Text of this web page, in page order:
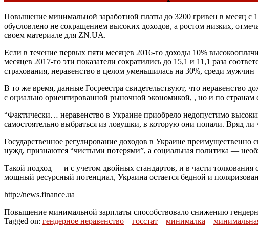
Повышение минимальной заработной платы до 3200 гривен в месяц с
обусловлено не сокращением высоких доходов, а ростом низких,
своем материале для ZN.UA.
Если в течение первых пяти месяцев 2016-го доходы 10%
месяцев 2017-го эти показатели сократились до 15,1 и 11,1 раза
страхования, неравенство в целом уменьшилась на 30%, среди
В то же время, данные Госреестра свидетельствуют, что неравенство
с оциально ориентированной рыночной экономикой, , но и по
“Фактически… неравенство в Украине приобрело недопустимо
самостоятельно выбраться из ловушки, в которую они попали. Вряд
Государственное регулирование доходов в Украине
нужд, признаются “чистыми потерями”, а социальная политика —
Такой подход — и с учетом двойных стандартов, и в части
мощный ресурсный потенциал, Украина остается бедной и
http://news.finance.ua
Повышение минимальной зарплаты способствовало снижению
Tagged on: гендерное неравенство госстат минималка